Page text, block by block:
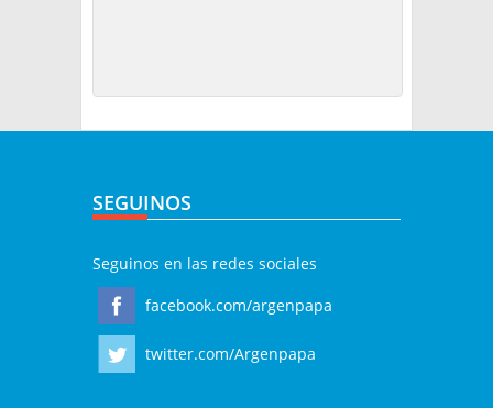
SEGUINOS
Seguinos en las redes sociales
facebook.com/argenpapa
twitter.com/Argenpapa